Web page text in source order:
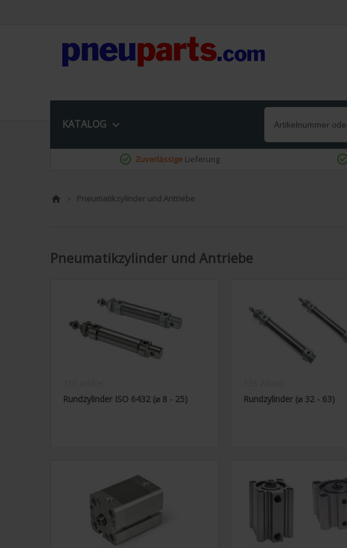
KATALOG 
ZuverlässigeLieferung
  Pneumatikzylinder und Antriebe
Pneumatikzylinder und Antriebe
Rundzylinder ISO 6432 (⌀ 8 - 25)
Rundzylinder (⌀ 32 - 63)